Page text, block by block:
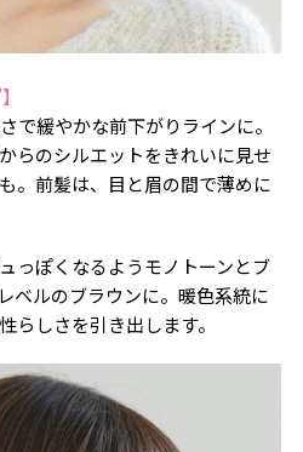
で緩やかな前下がりラインに。
らのシルエットをきれいに見せ
。前髪は、目と眉の間で薄めに
っぽくなるようモノトーンとブ
ベルのブラウンに。暖色系統に
らしさを引き出します。